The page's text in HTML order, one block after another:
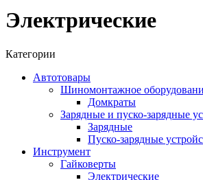
Электрические
Категории
Автотовары
Шиномонтажное
Домкраты
Зарядные и пуско-зарядные
Зарядные
Пуско-зарядные
Инструмент
Гайковерты
Электрические